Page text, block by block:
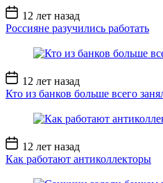
Дата
записи
12 лет назад
Россияне разучились работать
Дата
записи
12 лет назад
Кто из банков больше всего
Дата
записи
12 лет назад
Как работают антиколлекторы